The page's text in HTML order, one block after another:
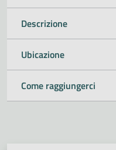
Descrizione
Ubicazione
Come raggiungerci